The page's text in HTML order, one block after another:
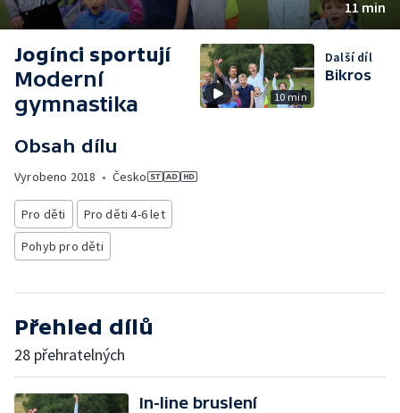
11 min
Jogínci sportují
Moderní
gymnastika
Obsah dílu
Vyrobeno 2018 • Česko
Pro děti
Pro děti 4-6 let
Pohyb pro děti
10 min
Další díl
Bikros
Přehled dílů
28 přehratelných
In-line bruslení